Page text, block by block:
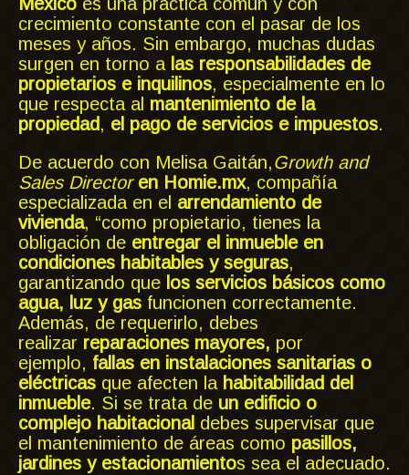
México es una práctica común y con
crecimiento constante con el pasar de los
meses y años. Sin embargo, muchas dudas
surgen en torno a las responsabilidades de
propietarios e inquilinos, especialmente en lo
que respecta al mantenimiento de la
propiedad, el pago de servicios e impuestos.
De acuerdo con Melisa Gaitán,Growth and
Sales Director en Homie.mx, compañía
especializada en el arrendamiento de
vivienda, “como propietario, tienes la
obligación de entregar el inmueble en
condiciones habitables y seguras,
garantizando que los servicios básicos como
agua, luz y gas funcionen correctamente.
Además, de requerirlo, debes
realizar reparaciones mayores, por
ejemplo, fallas en instalaciones sanitarias o
eléctricas que afecten la habitabilidad del
inmueble. Si se trata de un edificio o
complejo habitacional debes supervisar que
el mantenimiento de áreas como pasillos,
jardines y estacionamientos sea el adecuado.